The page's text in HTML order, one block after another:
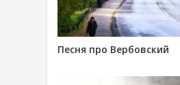
Песня про Вербовский